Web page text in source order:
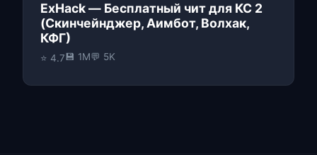
ExHack — Бесплатный чит для КС 2
(Скинчейнджер, Аимбот, Волхак,
КФГ)
⭐ 4.7💾 1M💬 5K